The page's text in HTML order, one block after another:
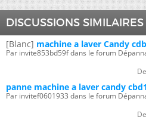
DISCUSSIONS SIMILAIRES
[Blanc] machine a laver Candy
Par invite853bd59f dans le forum
panne machine a laver candy
Par invitef0601933 dans le forum